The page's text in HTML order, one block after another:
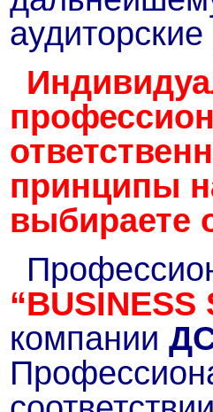
принципы
выбираете
“BUSINESS
компании